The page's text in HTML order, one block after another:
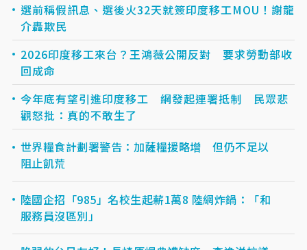
選前稱假訊息、選後火32天就簽印度移工MOU！謝龍
介轟欺民
2026印度移工來台？王鴻薇公開反對 要求勞動部收
回成命
今年底有望引進印度移工 網發起連署抵制 民眾悲
觀怒批：真的不敢生了
世界糧食計劃署警告：加薩糧援略增 但仍不足以
阻止飢荒
陸國企招「985」名校生起薪1萬8 陸網炸鍋：「和
服務員沒區別」